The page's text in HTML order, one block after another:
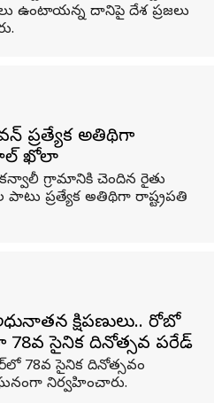
ఉంటాయన్న దానిపై దేశ ప్రజలు
ప్రత్యేక అతిథిగా
ఖోలా
గ్రామానికి చెందిన రైతు
ప్రత్యేక అతిథిగా రాష్ట్రపతి
క్షిపణులు.. రోబో
సైనిక దినోత్సవ పరేడ్
78వ సైనిక దినోత్సవం
నిర్వహించారు.